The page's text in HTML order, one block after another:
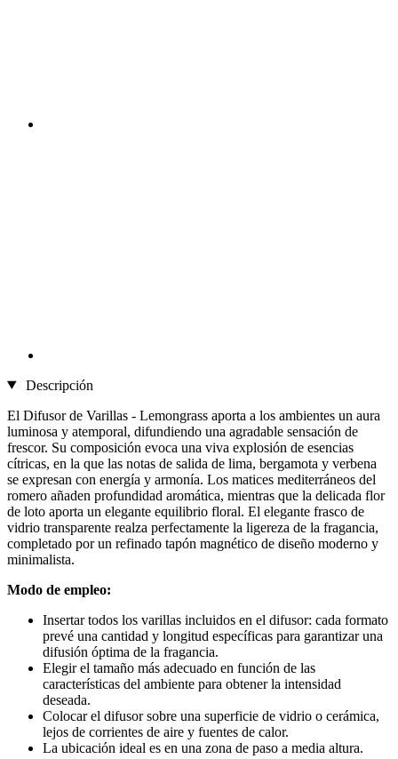
Descripción
El Difusor de Varillas - Lemongrass aporta a los ambientes un aura
luminosa y atemporal, difundiendo una agradable sensación de
frescor. Su composición evoca una viva explosión de esencias
cítricas, en la que las notas de salida de lima, bergamota y verbena
se expresan con energía y armonía. Los matices mediterráneos del
romero añaden profundidad aromática, mientras que la delicada flor
de loto aporta un elegante equilibrio floral. El elegante frasco de
vidrio transparente realza perfectamente la ligereza de la fragancia,
completado por un refinado tapón magnético de diseño moderno y
minimalista.
Modo de empleo:
Insertar todos los varillas incluidos en el difusor: cada formato
prevé una cantidad y longitud específicas para garantizar una
difusión óptima de la fragancia.
Elegir el tamaño más adecuado en función de las
características del ambiente para obtener la intensidad
deseada.
Colocar el difusor sobre una superficie de vidrio o cerámica,
lejos de corrientes de aire y fuentes de calor.
La ubicación ideal es en una zona de paso a media altura.